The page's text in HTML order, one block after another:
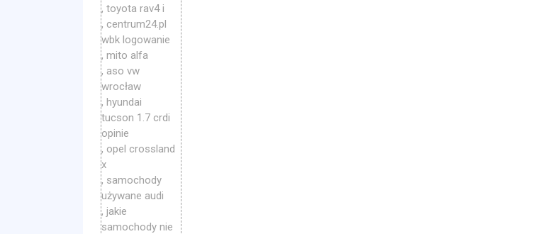
, toyota rav4 i
, centrum24.pl
wbk logowanie
, mito alfa
, aso vw
wrocław
, hyundai
tucson 1.7 crdi
opinie
, opel crossland
x
, samochody
używane audi
, jakie
samochody nie